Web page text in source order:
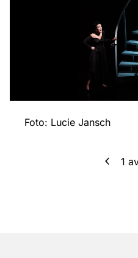
Foto: Lucie Jansch
1